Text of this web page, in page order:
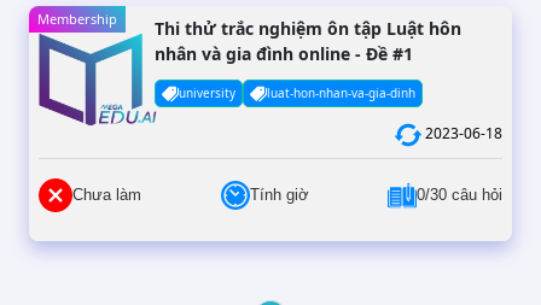
Membership
Thi thử trắc nghiệm ôn tập Luật hôn
nhân và gia đình online - Đề #1
university luat-hon-nhan-va-gia-dinh
2023-06-18
Chưa làm Tính giờ 0/30 câu hỏi